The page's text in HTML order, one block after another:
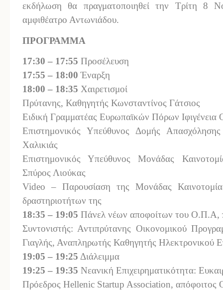
εκδήλωση θα πραγματοποιηθεί την Τρίτη 8
αμφιθέατρο Αντωνιάδου.
ΠΡΟΓΡΑΜΜΑ
17:30 – 17:55 Προσέλευση
17:55 – 18:00 Έναρξη
18:00 – 18:35 Χαιρετισμοί
Πρύτανης, Καθηγητής Κωνσταντίνος Γάτσιος
Ειδική Γραμματέας Ευρωπαϊκών Πόρων Ιφιγένεια
Επιστημονικός Υπεύθυνος Δομής
Χαλικιάς
Επιστημονικός Υπεύθυνος Μονάδας
Σπύρος Λιούκας
Video – Παρουσίαση της Μονάδας
δραστηριοτήτων της
18:35 – 19:05 Πάνελ νέων αποφοίτων του Ο.Π.Α,
Συντονιστής: Αντιπρύτανης Οικονομικού
Γιαγλής, Αναπληρωτής Καθηγητής Ηλεκτρονικού
19:05 – 19:25 Διάλειμμα
19:25 – 19:35 Νεανική Επιχειρηματικότητα:
Πρόεδρος Hellenic Startup Association,